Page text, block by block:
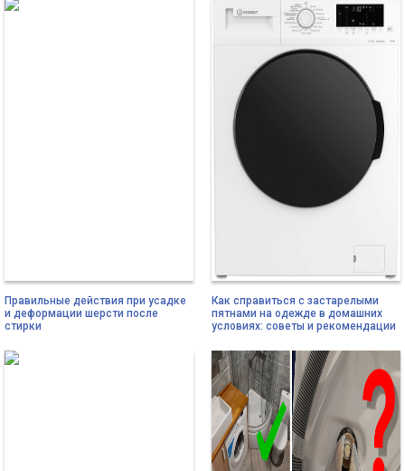
Правильные действия при усадке
и деформации шерсти после
стирки
Как справиться с застарелыми
пятнами на одежде в домашних
условиях: советы и рекомендации